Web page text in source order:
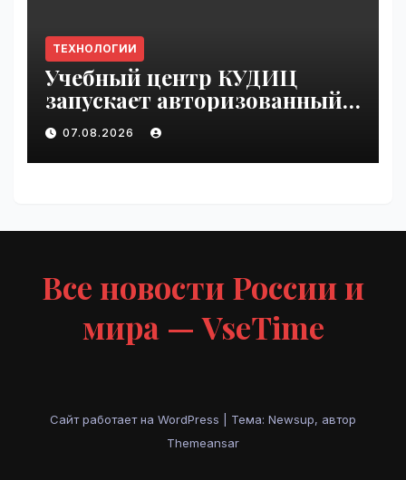
ТЕХНОЛОГИИ
Учебный центр КУДИЦ
запускает авторизованный
курс по
администрированию Mind
Migrate#guest | VseTime.ru
07.08.2026
Все новости России и
мира — VseTime
Сайт работает на WordPress
Тема: Newsup, автор
Themeansar